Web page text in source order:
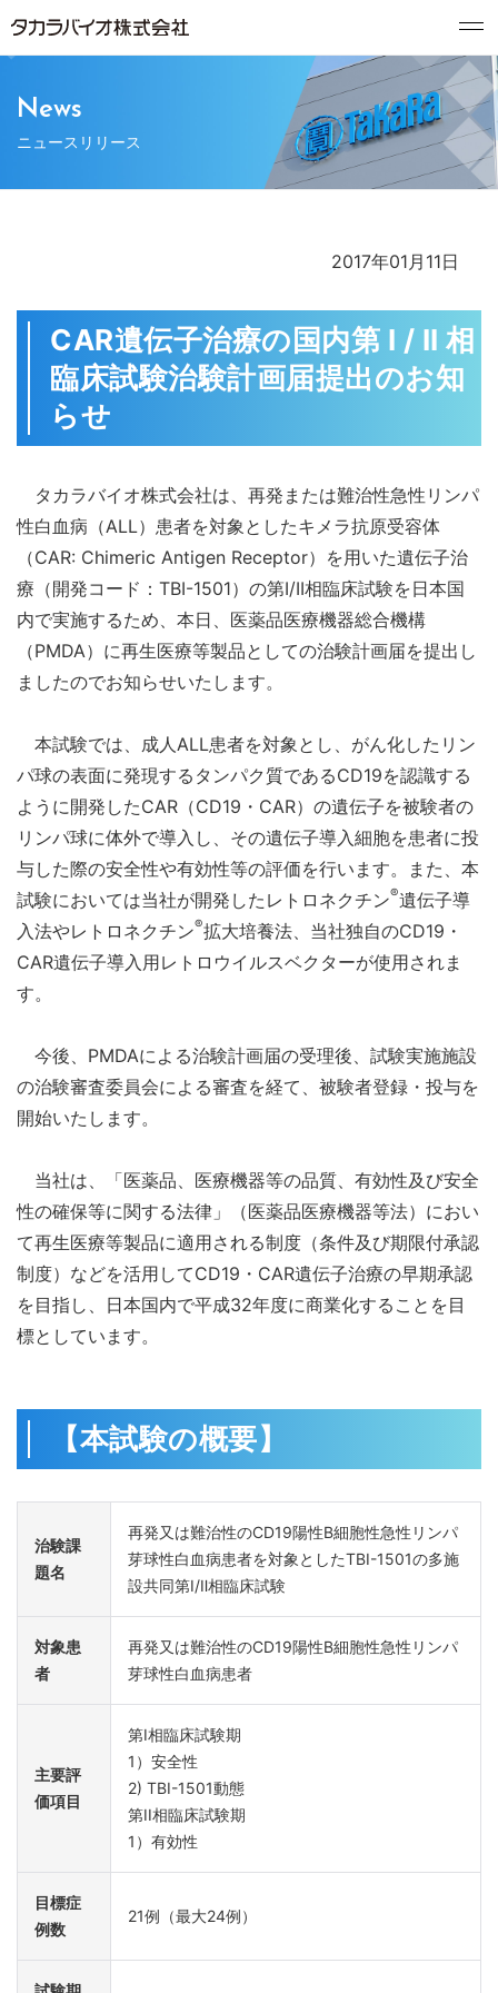
News
ニュースリリース
2017年01月11日
CAR遺伝子治療の国内第 I / II 相
臨床試験治験計画届提出のお知
らせ
タカラバイオ株式会社は、再発または難治性急性リンパ
性白血病（ALL）患者を対象としたキメラ抗原受容体
（CAR: Chimeric Antigen Receptor）を用いた遺伝子治
療（開発コード：TBI-1501）の第I/II相臨床試験を日本国
内で実施するため、本日、医薬品医療機器総合機構
（PMDA）に再生医療等製品としての治験計画届を提出し
ましたのでお知らせいたします。
本試験では、成人ALL患者を対象とし、がん化したリン
パ球の表面に発現するタンパク質であるCD19を認識する
ように開発したCAR（CD19・CAR）の遺伝子を被験者の
リンパ球に体外で導入し、その遺伝子導入細胞を患者に投
与した際の安全性や有効性等の評価を行います。また、本
試験においては当社が開発したレトロネクチン®遺伝子導
入法やレトロネクチン®拡大培養法、当社独自のCD19・
CAR遺伝子導入用レトロウイルスベクターが使用されま
す。
今後、PMDAによる治験計画届の受理後、試験実施施設
の治験審査委員会による審査を経て、被験者登録・投与を
開始いたします。
当社は、「医薬品、医療機器等の品質、有効性及び安全
性の確保等に関する法律」（医薬品医療機器等法）におい
て再生医療等製品に適用される制度（条件及び期限付承認
制度）などを活用してCD19・CAR遺伝子治療の早期承認
を目指し、日本国内で平成32年度に商業化することを目
標としています。
【本試験の概要】
治験課
題名
再発又は難治性のCD19陽性B細胞性急性リンパ
芽球性白血病患者を対象としたTBI-1501の多施
設共同第Ⅰ/Ⅱ相臨床試験
対象患
者
再発又は難治性のCD19陽性B細胞性急性リンパ
芽球性白血病患者
主要評
価項目
第I相臨床試験期
1）安全性
2) TBI-1501動態
第II相臨床試験期
1）有効性
目標症
例数
21例（最大24例）